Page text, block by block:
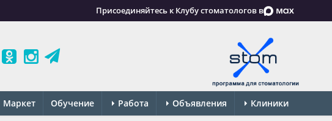
Присоединяйтесь к Клубу стоматологов в
Маркет Обучение Работа Объявления Клиники